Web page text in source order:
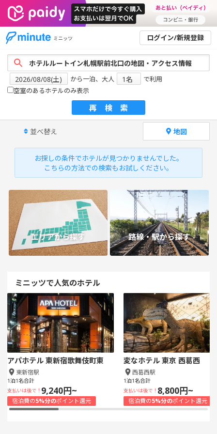
ミニッツ ログイン/新規登録
から一泊、大人
で利用
空室のあるホテルのみ表示
再検索
並べ替え 地図
お探しの条件でホテルが見つかりませんでした。
こちらの方法での検索もお試しください。
エリアから探す 路線・駅から探す
ミニッツで人気のホテル
アパホテル 東新宿歌舞伎町東
東新宿駅
1泊1名合計
支払いは後で！ 9,240円~
宿泊費の5%分のポイント還元
変なホテル 東京 西葛西
西葛西駅
1泊1名合計
支払いは後で！ 8,800円~
宿泊費の5%分のポイント還元